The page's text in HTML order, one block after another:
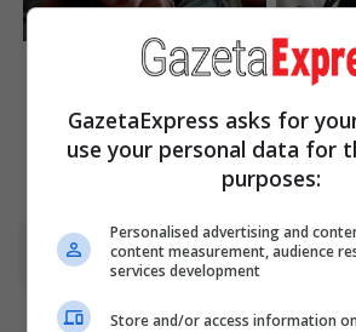
Unleashing Her Passion:
Demi Moore's 8 Sultriest
Brainberries
She
Look
Advertisement
GazetaExpress asks for
use your personal data for
purposes:
Personalised advertising and
content measurement, audience
services development
Store and/or access information